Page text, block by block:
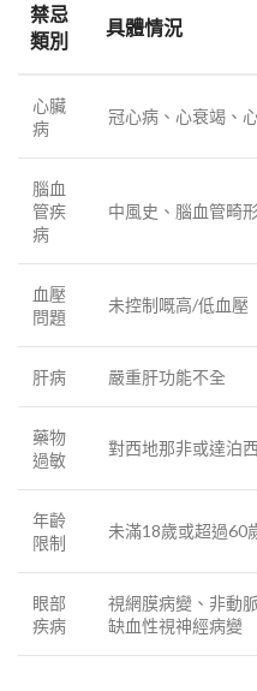
禁忌
類別
具體情況
心臟
病
冠心病、心衰竭、
腦血
管疾
病
中風史、腦血管畸
血壓
問題
未控制嘅高/低血壓
肝病 嚴重肝功能不全
藥物
過敏
對西地那非或達泊
年齡
限制
未滿18歲或超過60
眼部
疾病
視網膜病變、非動
缺血性視神經病變